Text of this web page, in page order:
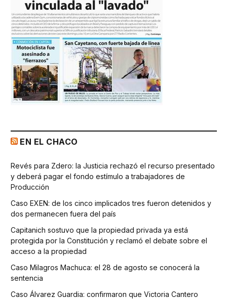
EN EL CHACO
Revés para Zdero: la Justicia rechazó el recurso presentado
y deberá pagar el fondo estímulo a trabajadores de
Producción
Caso EXEN: de los cinco implicados tres fueron detenidos y
dos permanecen fuera del país
Capitanich sostuvo que la propiedad privada ya está
protegida por la Constitución y reclamó el debate sobre el
acceso a la propiedad
Caso Milagros Machuca: el 28 de agosto se conocerá la
sentencia
Caso Álvarez Guardia: confirmaron que Victoria Cantero